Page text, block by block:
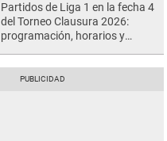
Partidos de Liga 1 en la fecha 4
del Torneo Clausura 2026:
programación, horarios y